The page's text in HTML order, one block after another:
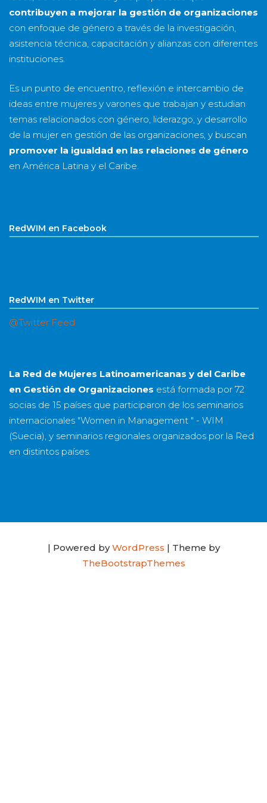
contribuyen a mejorar la gestión de organizaciones
con enfoque de género a través de la investigación,
asistencia técnica, capacitación y alianzas con diferentes
instituciones.
Es un punto de encuentro, reflexión e intercambio de
ideas entre mujeres y varones que trabajan y estudian
temas relacionados con género, liderazgo, y desarrollo
de la mujer en gestión de las organizaciones, y buscan
promover la igualdad en las relaciones de género
en América Latina y el Caribe.
RedWIM en Facebook
RedWIM en Twitter
@Twitter Feed
La Red de Mujeres Latinoamericanas y del Caribe
en Gestión de Organizaciones está formada por 72
socias de 15 países que participaron de los seminarios
internacionales "Women in Management " - WIM
(Suecia), y seminarios regionales organizados por la Red
en distintos países.
| Powered byWordPress | Theme by
TheBootstrapThemes